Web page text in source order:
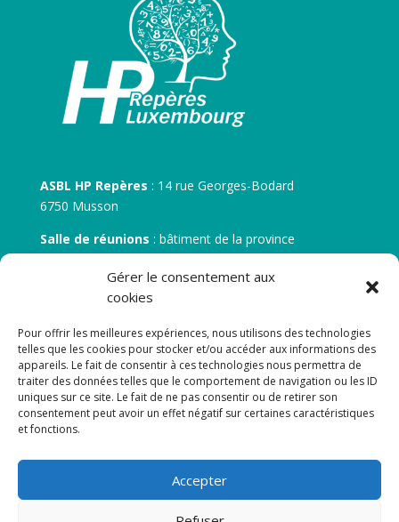
Gérer le consentement aux
cookies
Pour offrir les meilleures expériences, nous utilisons des technologies
telles que les cookies pour stocker et/ou accéder aux informations des
appareils. Le fait de consentir à ces technologies nous permettra de
traiter des données telles que le comportement de navigation ou les ID
uniques sur ce site. Le fait de ne pas consentir ou de retirer son
consentement peut avoir un effet négatif sur certaines caractéristiques
et fonctions.
Accepter
ASBL HP Repères : 14 rue Georges-Bodard
6750 Musson
Salle de réunions : bâtiment de la province
30 rue Zénobe Gramme – 6700 Arlon
N° d’entreprise :BE 0506.746.707
N° de compte IBAN
: BE 05 7512 0751 5675
Newsletter
Adresse de courrier électronique: